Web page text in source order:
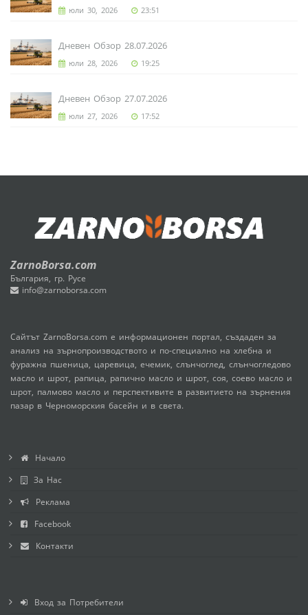
юли 30, 2026 23:51
Дневен Обзор 28.07.2026
юли 28, 2026 19:25
Дневен Обзор 27.07.2026
юли 27, 2026 17:52
ZarnoBorsa.com
България, гр. Русе
info@zarnoborsa.com
Сайтът ZarnoBorsa.com е информационен портал, създаден за
анализ на зърнопроизводството и по-специално на хлебна и
фуражна пшеница, царевица, ечемик, слънчоглед, слънчогледово
масло и шрот, рапица, рапично масло и шрот, соя, соево масло и
шрот, палмово масло и перспективите в развитието на зърнения
пазар в Черноморския басейн и в света.
Начало
За Нас
Реклама
Facebook
Контакти
Вход за Потребители